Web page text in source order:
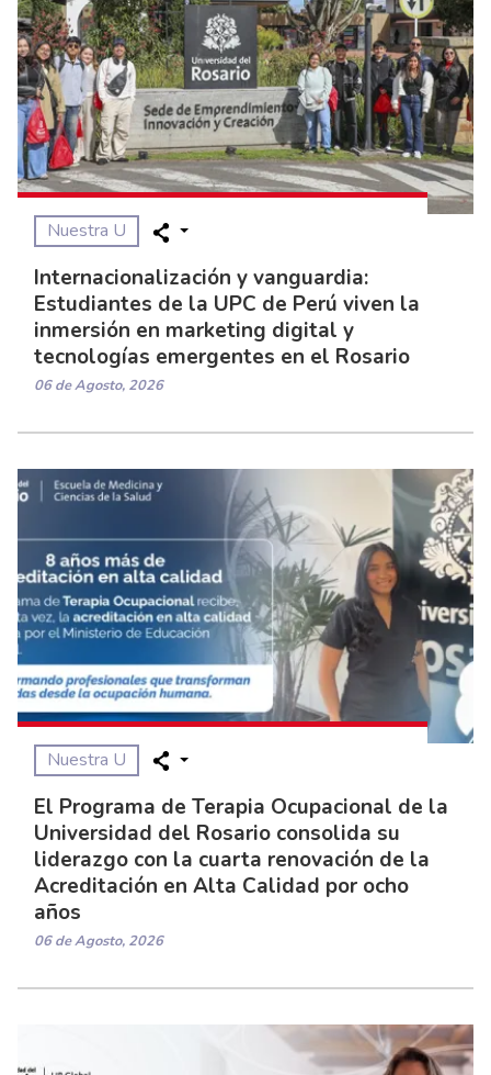
Nuestra U
Internacionalización y vanguardia:
Estudiantes de la UPC de Perú viven la
inmersión en marketing digital y
tecnologías emergentes en el Rosario
06 de Agosto, 2026
Nuestra U
El Programa de Terapia Ocupacional de la
Universidad del Rosario consolida su
liderazgo con la cuarta renovación de la
Acreditación en Alta Calidad por ocho
años
06 de Agosto, 2026